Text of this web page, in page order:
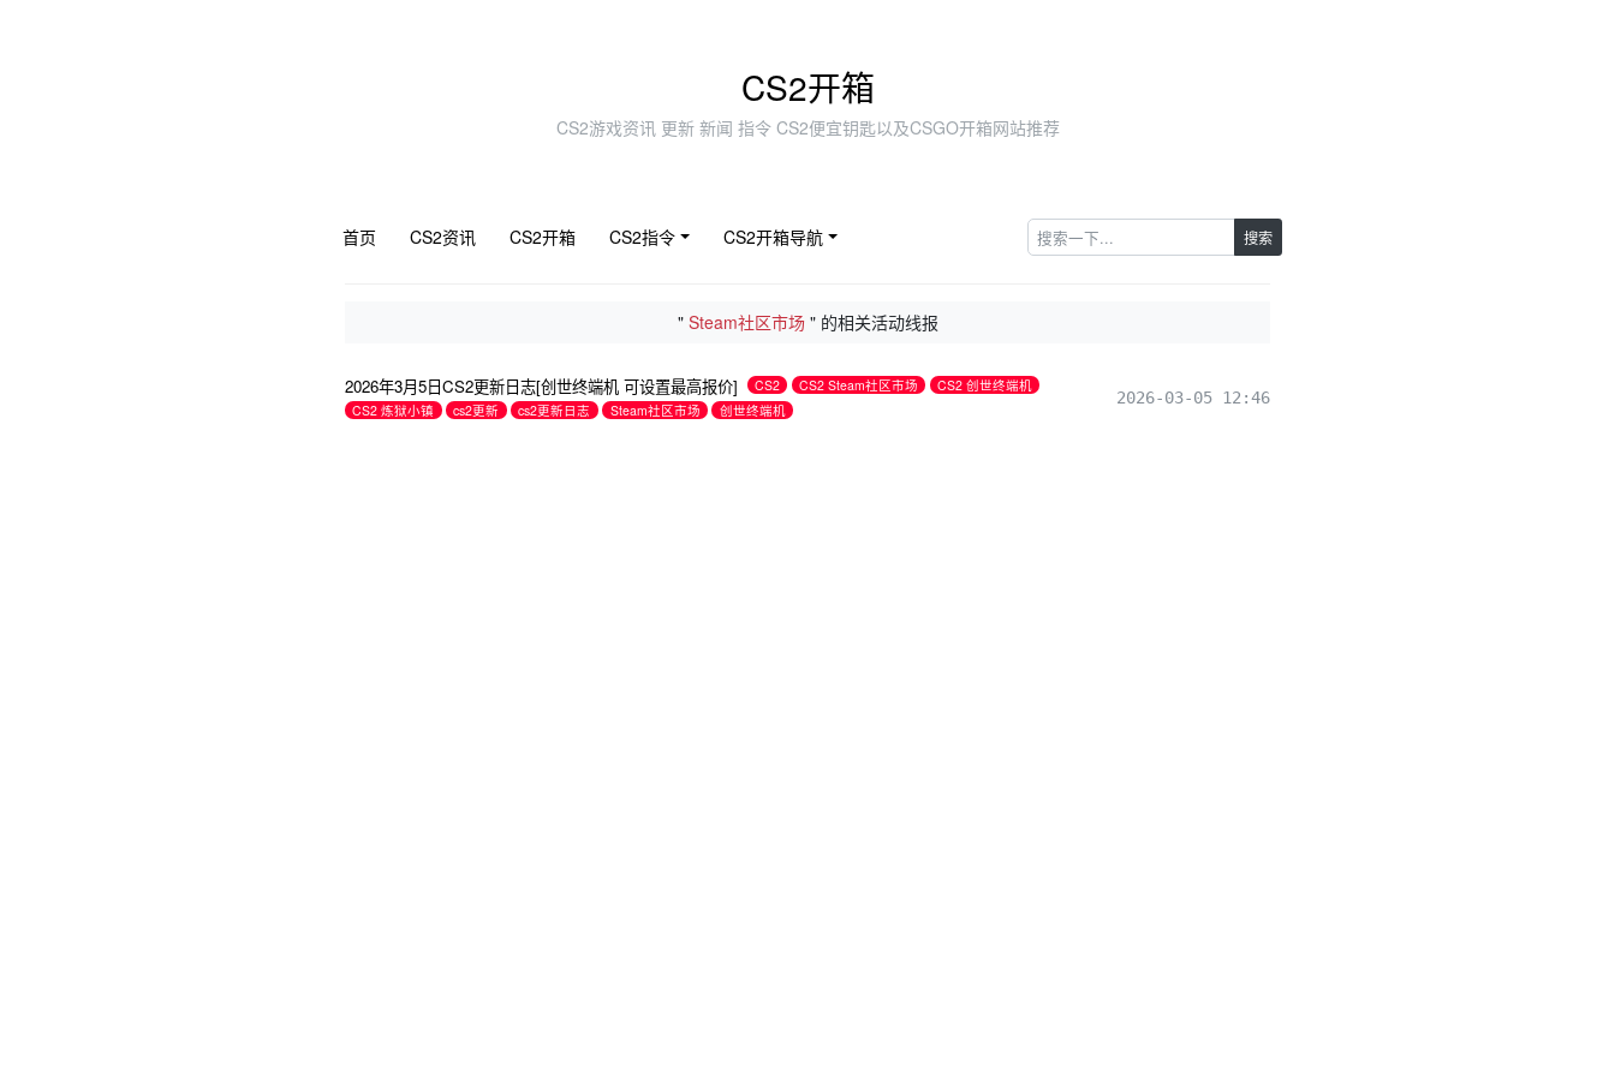
CS2开箱
CS2游戏资讯 更新 新闻 指令 CS2便宜钥匙以及CSGO开箱网站推荐
首页 CS2资讯 CS2开箱 CS2指令 CS2开箱导航 搜索
"Steam社区市场 " 的相关活动线报
2026年3月5日CS2更新日志[创世终端机 可设置最高报价] CS2 CS2 Steam社区市场
CS2 创世终端机
CS2 炼狱小镇
cs2更新 cs2更新日志 Steam社区市场 创世终端机
2026-03-05 12:46